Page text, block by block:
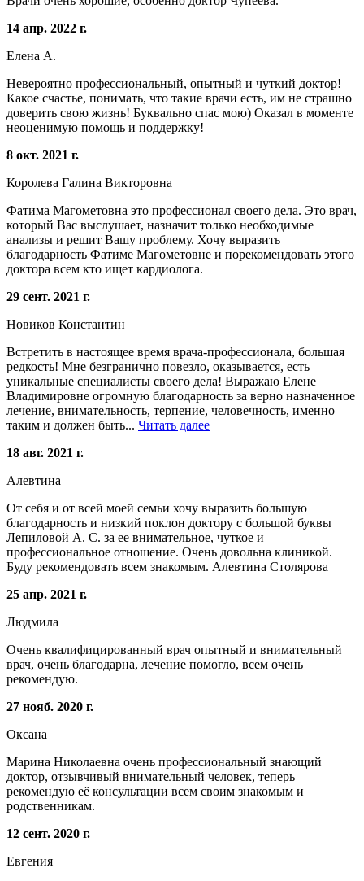
14 апр. 2022 г.
Елена А.
Невероятно профессиональный, опытный и чуткий доктор!
Какое счастье, понимать, что такие врачи есть, им не страшно
доверить свою жизнь! Буквально спас мою) Оказал в моменте
неоценимую помощь и поддержку!
8 окт. 2021 г.
Королева Галина Викторовна
Фатима Магометовна это профессионал своего дела. Это врач,
который Вас выслушает, назначит только необходимые
анализы и решит Вашу проблему. Хочу выразить
благодарность Фатиме Магометовне и порекомендовать этого
доктора всем кто ищет кардиолога.
29 сент. 2021 г.
Новиков Константин
Встретить в настоящее время врача-профессионала, большая
редкость! Мне безгранично повезло, оказывается, есть
уникальные специалисты своего дела! Выражаю Елене
Владимировне огромную благодарность за верно назначенное
лечение, внимательность, терпение, человечность, именно
таким и должен быть... Читать далее
18 авг. 2021 г.
Алевтина
От себя и от всей моей семьи хочу выразить большую
благодарность и низкий поклон доктору с большой буквы
Лепиловой А. С. за ее внимательное, чуткое и
профессиональное отношение. Очень довольна клиникой.
Буду рекомендовать всем знакомым. Алевтина Столярова
25 апр. 2021 г.
Людмила
Очень квалифицированный врач опытный и внимательный
врач, очень благодарна, лечение помогло, всем очень
рекомендую.
27 нояб. 2020 г.
Оксана
Марина Николаевна очень профессиональный знающий
доктор, отзывчивый внимательный человек, теперь
рекомендую её консультации всем своим знакомым и
родственникам.
12 сент. 2020 г.
Евгения